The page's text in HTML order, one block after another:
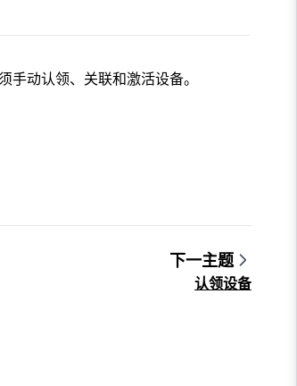
动认领、关联和激活设备。
下一主题
认领设备